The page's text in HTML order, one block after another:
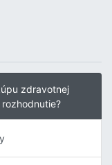
zdravotnej